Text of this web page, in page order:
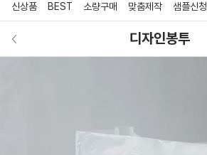
신상품 BEST 소량구매 맞춤제작 샘플신청
디자인봉투